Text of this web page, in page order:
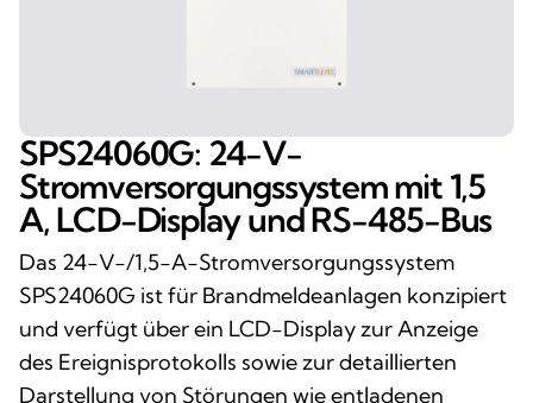
SPS24060G: 24-V-
Stromversorgungssystem mit 1,5
A, LCD-Display und RS-485-Bus
Das 24-V-/1,5-A-Stromversorgungssystem
SPS24060G ist für Brandmeldeanlagen konzipiert
und verfügt über ein LCD-Display zur Anzeige
des Ereignisprotokolls sowie zur detaillierten
Darstellung von Störungen wie entladenen